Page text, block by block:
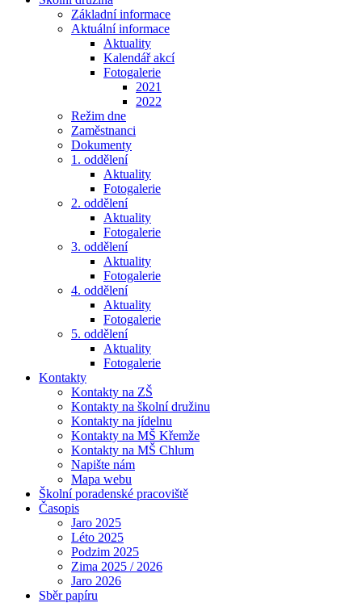
Základní informace
Aktuální informace
Aktuality
Kalendář akcí
Fotogalerie
2021
2022
Režim dne
Zaměstnanci
Dokumenty
1. oddělení
Aktuality
Fotogalerie
2. oddělení
Aktuality
Fotogalerie
3. oddělení
Aktuality
Fotogalerie
4. oddělení
Aktuality
Fotogalerie
5. oddělení
Aktuality
Fotogalerie
Kontakty
Kontakty na ZŠ
Kontakty na školní družinu
Kontakty na jídelnu
Kontakty na MŠ Křemže
Kontakty na MŠ Chlum
Napište nám
Mapa webu
Školní poradenské pracoviště
Časopis
Jaro 2025
Léto 2025
Podzim 2025
Zima 2025 / 2026
Jaro 2026
Sběr papíru